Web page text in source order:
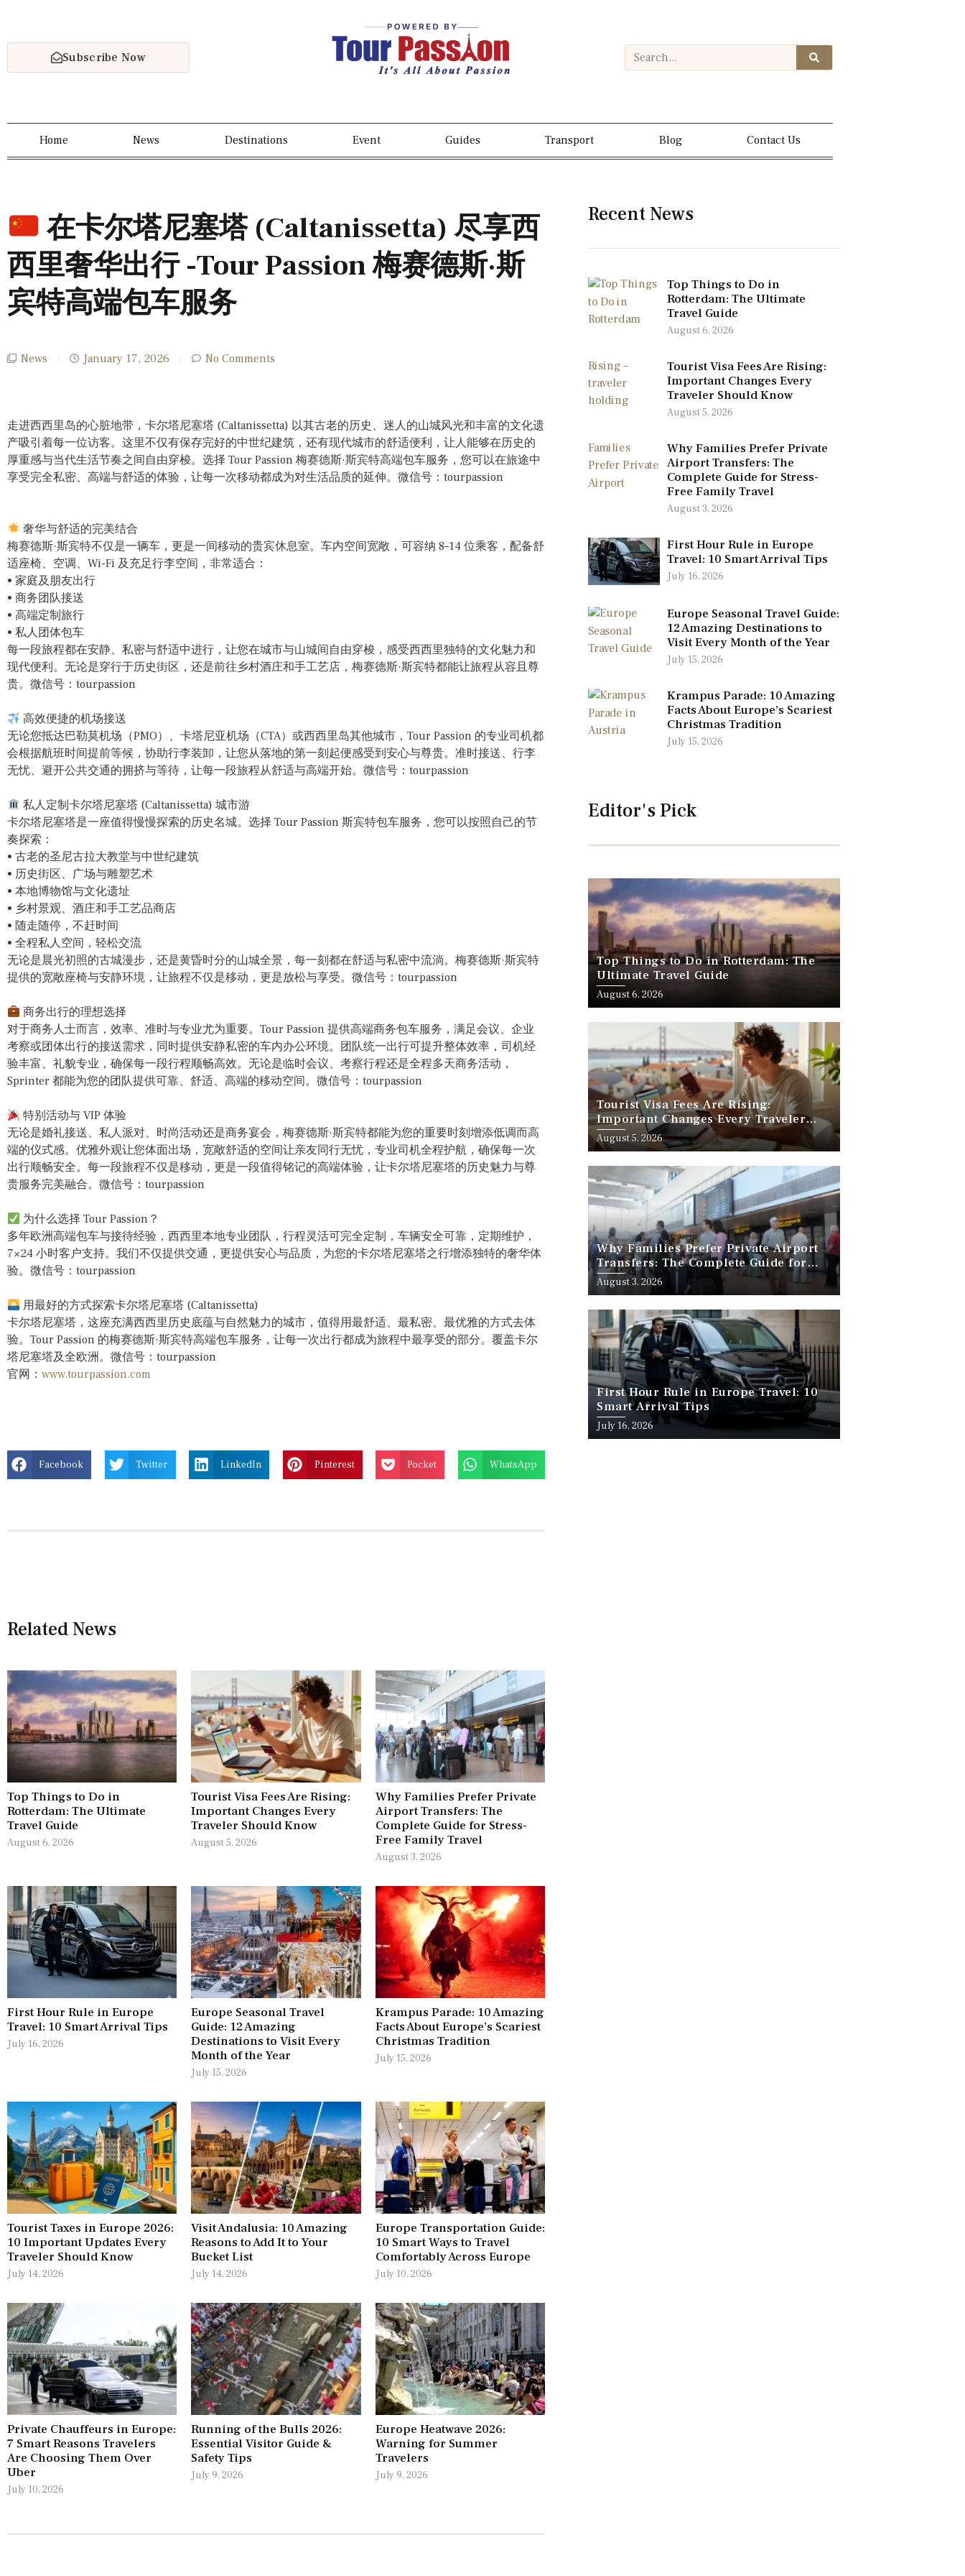
Subscribe Now
Home News Destinations Event Guides Transport Blog Contact Us
在卡尔塔尼塞塔 (Caltanissetta) 尽享西
西里奢华出行 -Tour Passion 梅赛德斯·斯
宾特高端包车服务
News January 17, 2026 No Comments
走进西西里岛的心脏地带，卡尔塔尼塞塔 (Caltanissetta) 以其古老的历史、迷人的山城风光和丰富的文化遗
产吸引着每一位访客。这里不仅有保存完好的中世纪建筑，还有现代城市的舒适便利，让人能够在历史的
厚重感与当代生活节奏之间自由穿梭。选择 Tour Passion 梅赛德斯·斯宾特高端包车服务，您可以在旅途中
享受完全私密、高端与舒适的体验，让每一次移动都成为对生活品质的延伸。微信号：tourpassion
奢华与舒适的完美结合
梅赛德斯·斯宾特不仅是一辆车，更是一间移动的贵宾休息室。车内空间宽敞，可容纳 8–14 位乘客，配备舒
适座椅、空调、Wi-Fi 及充足行李空间，非常适合：
• 家庭及朋友出行
• 商务团队接送
• 高端定制旅行
• 私人团体包车
每一段旅程都在安静、私密与舒适中进行，让您在城市与山城间自由穿梭，感受西西里独特的文化魅力和
现代便利。无论是穿行于历史街区，还是前往乡村酒庄和手工艺店，梅赛德斯·斯宾特都能让旅程从容且尊
贵。微信号：tourpassion
高效便捷的机场接送
无论您抵达巴勒莫机场（PMO）、卡塔尼亚机场（CTA）或西西里岛其他城市，Tour Passion 的专业司机都
会根据航班时间提前等候，协助行李装卸，让您从落地的第一刻起便感受到安心与尊贵。准时接送、行李
无忧、避开公共交通的拥挤与等待，让每一段旅程从舒适与高端开始。微信号：tourpassion
私人定制卡尔塔尼塞塔 (Caltanissetta) 城市游
卡尔塔尼塞塔是一座值得慢慢探索的历史名城。选择 Tour Passion 斯宾特包车服务，您可以按照自己的节
奏探索：
• 古老的圣尼古拉大教堂与中世纪建筑
• 历史街区、广场与雕塑艺术
• 本地博物馆与文化遗址
• 乡村景观、酒庄和手工艺品商店
• 随走随停，不赶时间
• 全程私人空间，轻松交流
无论是晨光初照的古城漫步，还是黄昏时分的山城全景，每一刻都在舒适与私密中流淌。梅赛德斯·斯宾特
提供的宽敞座椅与安静环境，让旅程不仅是移动，更是放松与享受。微信号：tourpassion
商务出行的理想选择
对于商务人士而言，效率、准时与专业尤为重要。Tour Passion 提供高端商务包车服务，满足会议、企业
考察或团体出行的接送需求，同时提供安静私密的车内办公环境。团队统一出行可提升整体效率，司机经
验丰富、礼貌专业，确保每一段行程顺畅高效。无论是临时会议、考察行程还是全程多天商务活动，
Sprinter 都能为您的团队提供可靠、舒适、高端的移动空间。微信号：tourpassion
特别活动与 VIP 体验
无论是婚礼接送、私人派对、时尚活动还是商务宴会，梅赛德斯·斯宾特都能为您的重要时刻增添低调而高
端的仪式感。优雅外观让您体面出场，宽敞舒适的空间让亲友同行无忧，专业司机全程护航，确保每一次
出行顺畅安全。每一段旅程不仅是移动，更是一段值得铭记的高端体验，让卡尔塔尼塞塔的历史魅力与尊
贵服务完美融合。微信号：tourpassion
为什么选择 Tour Passion？
多年欧洲高端包车与接待经验，西西里本地专业团队，行程灵活可完全定制，车辆安全可靠，定期维护，
7×24 小时客户支持。我们不仅提供交通，更提供安心与品质，为您的卡尔塔尼塞塔之行增添独特的奢华体
验。微信号：tourpassion
用最好的方式探索卡尔塔尼塞塔 (Caltanissetta)
卡尔塔尼塞塔，这座充满西西里历史底蕴与自然魅力的城市，值得用最舒适、最私密、最优雅的方式去体
验。Tour Passion 的梅赛德斯·斯宾特高端包车服务，让每一次出行都成为旅程中最享受的部分。覆盖卡尔
塔尼塞塔及全欧洲。微信号：tourpassion
官网： www.tourpassion.com
Facebook Twitter LinkedIn Pinterest Pocket WhatsApp
Related News
Top Things to Do in
Rotterdam: The Ultimate
Travel Guide
August 6, 2026
Tourist Visa Fees Are Rising:
Important Changes Every
Traveler Should Know
August 5, 2026
Why Families Prefer Private
Airport Transfers: The
Complete Guide for Stress-
Free Family Travel
August 3, 2026
First Hour Rule in Europe
Travel: 10 Smart Arrival Tips
July 16, 2026
Europe Seasonal Travel
Guide: 12 Amazing
Destinations to Visit Every
Month of the Year
July 15, 2026
Krampus Parade: 10 Amazing
Facts About Europe’s Scariest
Christmas Tradition
July 15, 2026
Tourist Taxes in Europe 2026:
10 Important Updates Every
Traveler Should Know
July 14, 2026
Visit Andalusia: 10 Amazing
Reasons to Add It to Your
Bucket List
July 14, 2026
Europe Transportation Guide:
10 Smart Ways to Travel
Comfortably Across Europe
July 10, 2026
Private Chauffeurs in Europe:
7 Smart Reasons Travelers
Are Choosing Them Over
Uber
July 10, 2026
Running of the Bulls 2026:
Essential Visitor Guide &
Safety Tips
July 9, 2026
Europe Heatwave 2026:
Warning for Summer
Travelers
July 9, 2026
Recent News
Top Things to Do in
Rotterdam: The Ultimate
Travel Guide
August 6, 2026
Tourist Visa Fees Are Rising:
Important Changes Every
Traveler Should Know
August 5, 2026
Why Families Prefer Private
Airport Transfers: The
Complete Guide for Stress-
Free Family Travel
August 3, 2026
First Hour Rule in Europe
Travel: 10 Smart Arrival Tips
July 16, 2026
Europe Seasonal Travel Guide:
12 Amazing Destinations to
Visit Every Month of the Year
July 15, 2026
Krampus Parade: 10 Amazing
Facts About Europe’s Scariest
Christmas Tradition
July 15, 2026
Editor's Pick
Top Things to Do in Rotterdam: The
Ultimate Travel Guide
August 6, 2026
Tourist Visa Fees Are Rising:
Important Changes Every Traveler
Should Know
August 5, 2026
Why Families Prefer Private Airport
Transfers: The Complete Guide for
Stress-Free Family Travel
August 3, 2026
First Hour Rule in Europe Travel: 10
Smart Arrival Tips
July 16, 2026